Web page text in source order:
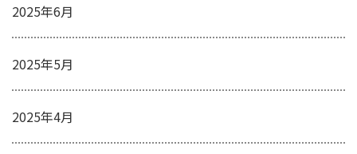
2025年6月
2025年5月
2025年4月